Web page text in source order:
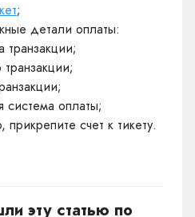
;
детали оплаты:
транзакции;
система оплаты;
счет к тикету.
эту статью по